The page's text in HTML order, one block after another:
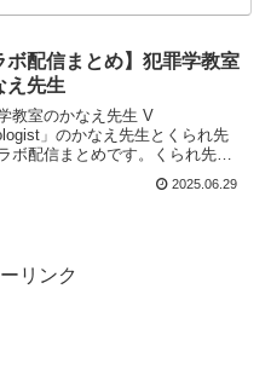
ボ配信まとめ】犯罪学教室
え先生
教室のかなえ先生 V
」のかなえ先生とくられ先
ボ配信まとめです。くられ先生
話、そして亜留間先生の「出張合
2025.06.29
リンク